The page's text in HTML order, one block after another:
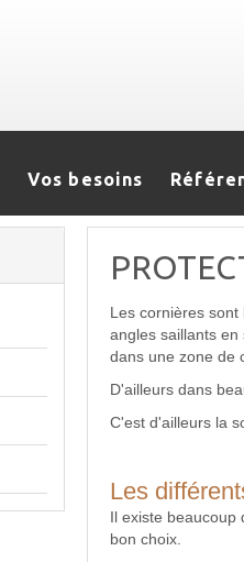
Vos besoins
Les cornières
angles saillants
dans une zone de
D'ailleurs dans
C'est d'ailleurs la
Les
Il existe beaucoup
bon choix.